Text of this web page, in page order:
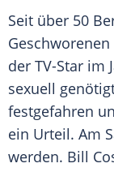
Seit über 50
Geschworenen
der TV-Star im
sexuell
festgefahren
ein Urteil. Am
werden. Bill